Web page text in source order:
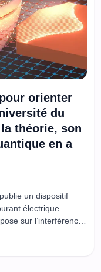
orienter
du
théorie, son
en a
un dispositif
électrique
sur l’interférence
À lire aussi :